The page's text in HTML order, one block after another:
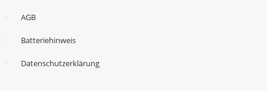
AGB
Batteriehinweis
Datenschutzerklärung